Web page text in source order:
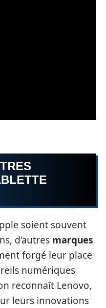
soient souvent
d’autres marques
forgé leur place
numériques
reconnaît Lenovo,
leurs innovations